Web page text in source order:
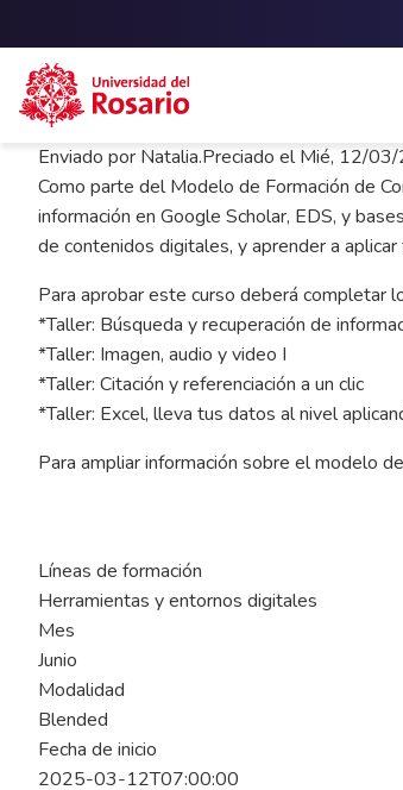
Pasar al contenido principal
Enviado por Natalia.Preciado elMié, 12/
Como parte del Modelo de Formación de
información en Google Scholar, EDS, y
de contenidos digitales, y aprender a
Para aprobar este curso deberá completar
*Taller: Búsqueda y recuperación de
*Taller: Imagen, audio y video I
*Taller: Citación y referenciación a un clic
*Taller: Excel, lleva tus datos al nivel
Para ampliar información sobre el modelo
Líneas de formación
Herramientas y entornos digitales
Mes
Junio
Modalidad
Blended
Fecha de inicio
2025-03-12T07:00:00